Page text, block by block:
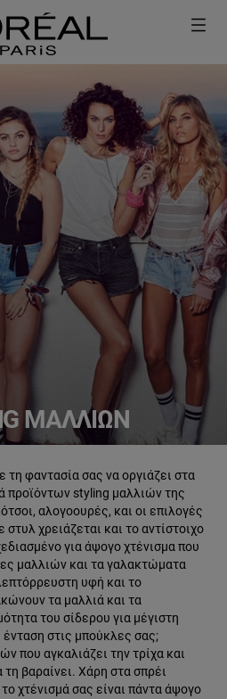
ΣΤΟ NEWSLETTER!
ΜΑΛΛΙΏΝ
φαντασία σας να οργιάζει στα
προϊόντων styling μαλλιών της
αλογοουρές, και οι επιλογές
χρειάζεται και το αντίστοιχο
για άψογο χτένισμα που
μαλλιών και τα γαλακτώματα
υφή και το
τα μαλλιά και τα
του σίδερου για μέγιστη
στις μπούκλες σας;
που αγκαλιάζει την τρίχα και
βαραίνει. Χάρη στα σπρέι
χτένισμά σας είναι πάντα άψογο